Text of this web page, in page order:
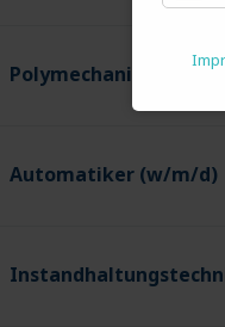
Polymechaniker (w/
Automatiker (w/m/d)